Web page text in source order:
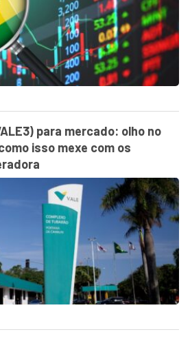
para mercado: olho no
isso mexe com os